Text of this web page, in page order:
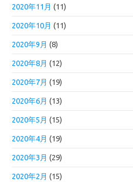
2020年11月 (11)
2020年10月 (11)
2020年9月 (8)
2020年8月 (12)
2020年7月 (19)
2020年6月 (13)
2020年5月 (15)
2020年4月 (19)
2020年3月 (29)
2020年2月 (15)